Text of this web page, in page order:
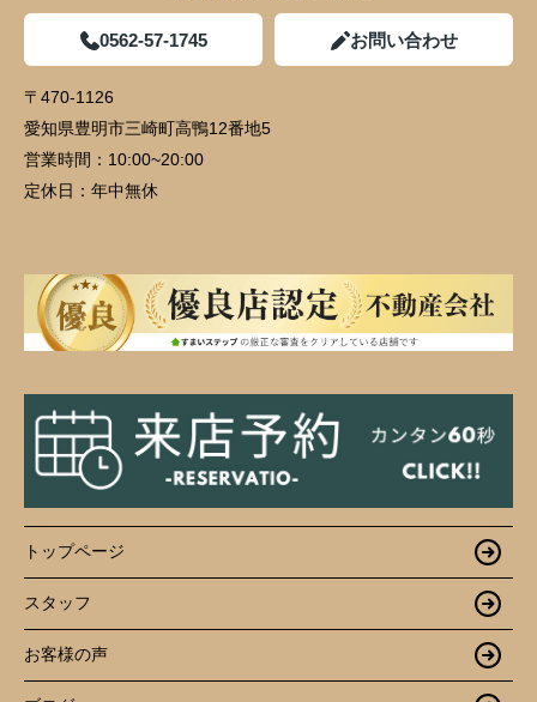
0562-57-1745 お問い合わせ
〒470-1126
愛知県豊明市三崎町高鴨12番地5
営業時間： 10:00~20:00
定休日： 年中無休
トップページ
スタッフ
お客様の声